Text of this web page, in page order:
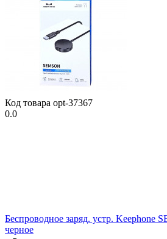
Код товара opt-37367
0.0
Беспроводное заряд. устр. Keephone
черное